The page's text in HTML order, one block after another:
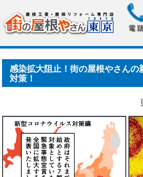
> 感染拡大阻止！街の屋根やさ
ス対策！
感染拡大阻止！街の屋根やさんの
対策！